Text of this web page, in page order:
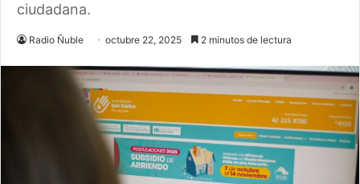
ciudadana.
Radio Ñuble octubre 22, 2025 2 minutos de lectura